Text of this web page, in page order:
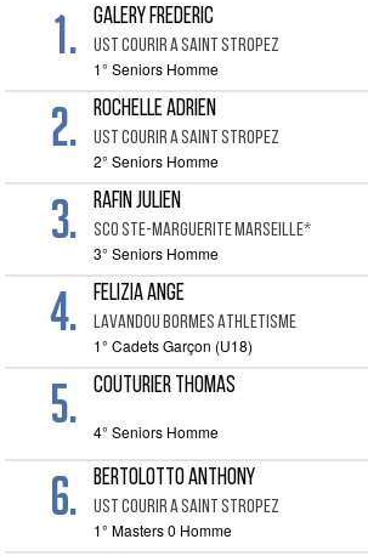
1. GALERY FREDERIC
UST COURIR A SAINT STROPEZ
1° Seniors Homme
2. ROCHELLE ADRIEN
UST COURIR A SAINT STROPEZ
2° Seniors Homme
3. RAFIN JULIEN
SCO STE-MARGUERITE MARSEILLE*
3° Seniors Homme
4. FELIZIA ANGE
LAVANDOU BORMES ATHLETISME
1° Cadets Garçon (U18)
5. COUTURIER THOMAS
4° Seniors Homme
6. BERTOLOTTO ANTHONY
UST COURIR A SAINT STROPEZ
1° Masters 0 Homme